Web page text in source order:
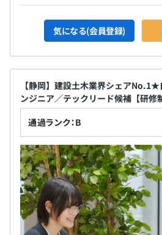
気になる(会員登録)
【静岡】建設土木業界シェア
ンジニア／テックリード候補【研修
通過ランク：B